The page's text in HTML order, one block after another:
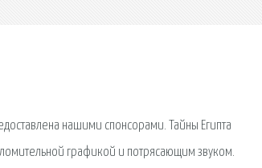
нашими спонсорами. Тайны Египта
графикой и потрясающим звуком.